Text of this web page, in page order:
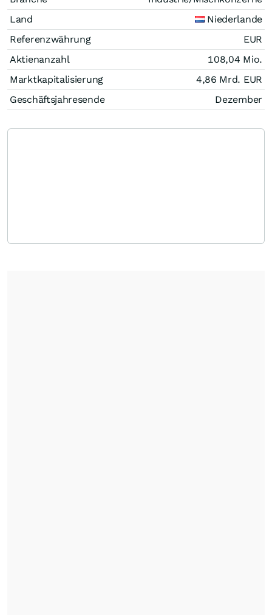
Land
Niederlande
Referenzwährung
EUR
Aktienanzahl
108,04 Mio.
Marktkapitalisierung
4,86 Mrd. EUR
Geschäftsjahresende
Dezember